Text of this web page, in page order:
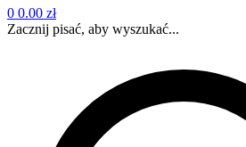
0 0.00 zł
Zacznij pisać, aby wyszukać...